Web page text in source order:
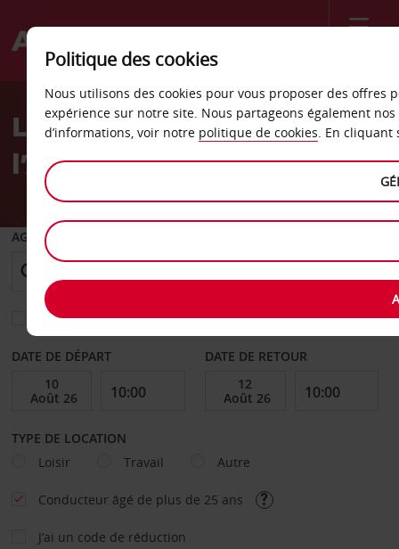
Welcome
AvisLa location de voiture à
l’Aéroport de Figari (FSC)
AGENCE DE DÉPART
Sélectionnez une autre agence de retour
DATE DE DÉPART DATE DE RETOUR
TYPE DE LOCATION
Loisir
Travail Autre
Conducteur âgé de plus de 25 ans
J’ai un code de réduction
Politique des cookies
Nous utilisons des cookies pour vous proposer des
expérience sur notre site. Nous partageons également
d’informations, voir notre politique de cookies. En cliquant